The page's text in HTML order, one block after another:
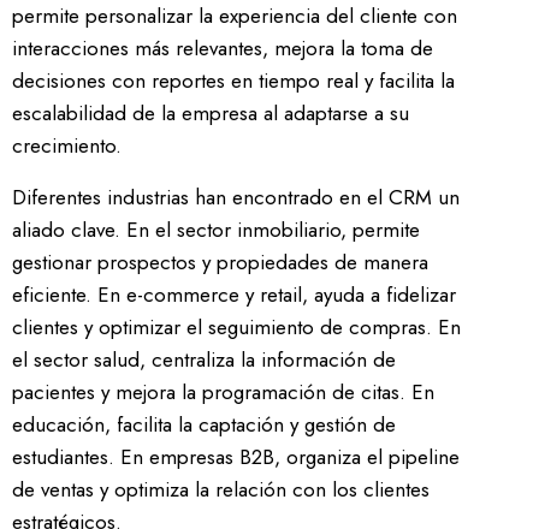
permite personalizar la experiencia del cliente con
interacciones más relevantes, mejora la toma de
decisiones con reportes en tiempo real y facilita la
escalabilidad de la empresa al adaptarse a su
crecimiento.
Diferentes industrias han encontrado en el CRM un
aliado clave. En el sector inmobiliario, permite
gestionar prospectos y propiedades de manera
eficiente. En e-commerce y retail, ayuda a fidelizar
clientes y optimizar el seguimiento de compras. En
el sector salud, centraliza la información de
pacientes y mejora la programación de citas. En
educación, facilita la captación y gestión de
estudiantes. En empresas B2B, organiza el pipeline
de ventas y optimiza la relación con los clientes
estratégicos.